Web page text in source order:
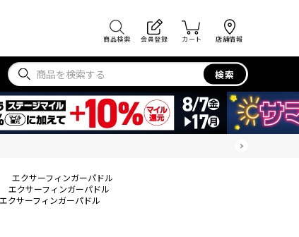
商品検索 会員登録 カート 店舗情報
検索
エクサーフィンガーパドル
エクサーフィンガーパドル
エクサーフィンガーパドル